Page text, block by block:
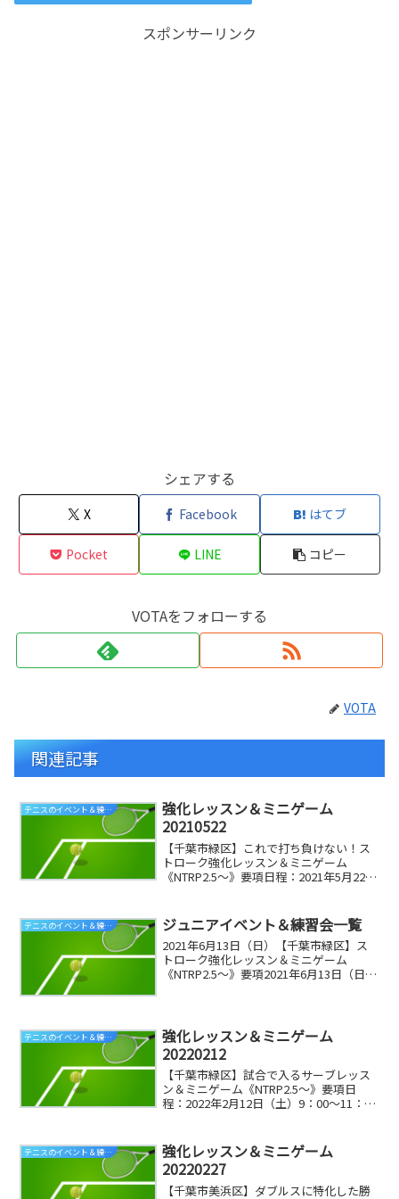
スポンサーリンク
シェアする
X Facebook はてブ
Pocket LINE コピー
VOTAをフォローする
VOTA
関連記事
テニスのイベント＆練習会情報（ジュニア）
強化レッスン＆ミニゲーム
20210522
【千葉市緑区】これで打ち負けない！ス
トローク強化レッスン＆ミニゲーム
《NTRP2.5～》要項日程：2021年5月22日
～ ※天候不良の場合、1 時間前に決...
テニスのイベント＆練習会情報（ジュニア） ジュニアイベント＆練習会一覧
2021年6月13日（日）【千葉市緑区】ス
トローク強化レッスン＆ミニゲーム
《NTRP2.5～》要項2021年6月13日（日）
テニスのイベント＆練習会情報（ジュニア）
強化レッスン＆ミニゲーム
20220212
【千葉市緑区】試合で入るサーブレッス
ン＆ミニゲーム《NTRP2.5～》要項日
程：2022年2月12日（土）9：00～11：
合、1 時間前に決定し HP に掲載...
テニスのイベント＆練習会情報（ジュニア）
強化レッスン＆ミニゲーム
20220227
【千葉市美浜区】ダブルスに特化した勝